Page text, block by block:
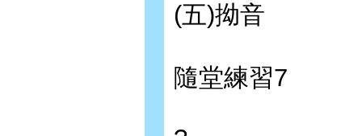
(五)拗音
隨堂練習7